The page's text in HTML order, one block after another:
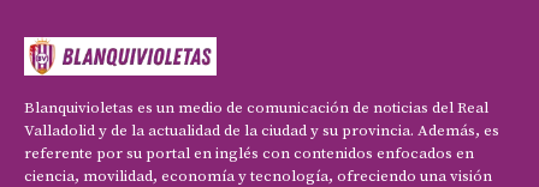
Blanquivioletas es un medio de comunicación de noticias del Real
Valladolid y de la actualidad de la ciudad y su provincia. Además, es
referente por su portal en inglés con contenidos enfocados en
ciencia, movilidad, economía y tecnología, ofreciendo una visión